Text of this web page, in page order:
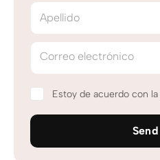
Apellido
Correo electrónico
Estoy de acuerdo con la
Send